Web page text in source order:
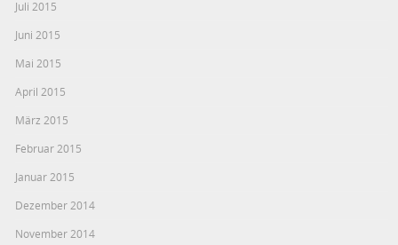
Juli 2015
Juni 2015
Mai 2015
April 2015
März 2015
Februar 2015
Januar 2015
Dezember 2014
November 2014